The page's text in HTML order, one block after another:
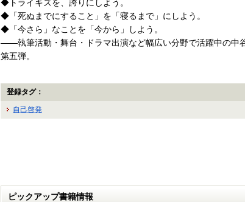
◆トライキズを、誇りにしよう。
◆「死ぬまでにすること」を「寝るまで」にしよう。
◆「今さら」なことを「今から」しよう。
――執筆活動・舞台・ドラマ出演など幅広い分野で活躍中の中
第五弾。
登録タグ：
自己啓発
ピックアップ書籍情報